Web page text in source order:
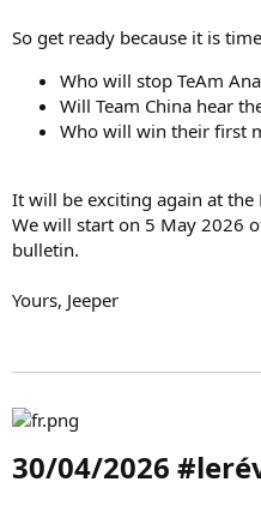
So get ready because it is
Who will stop TeAm
Will Team China hear
Who will win their first
It will be exciting again at the
We will start on 5 May 2026
bulletin.
Yours, Jeeper
30/04/2026